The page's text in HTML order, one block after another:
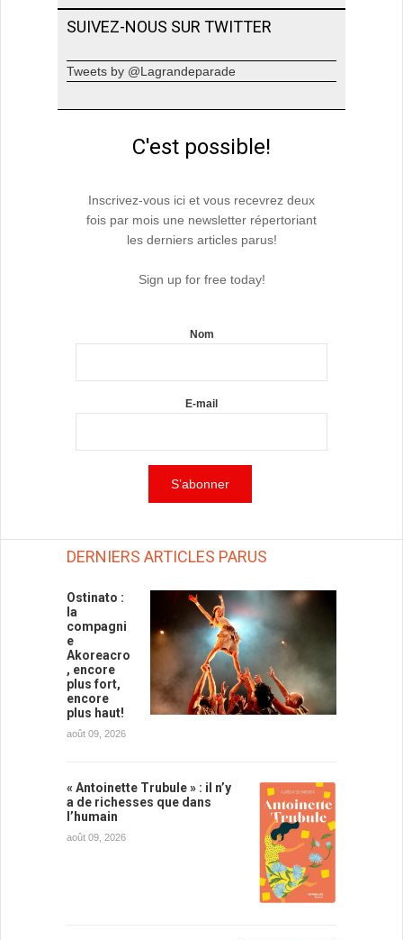
SUIVEZ-NOUS SUR TWITTER
Tweets by @Lagrandeparade
C'est possible!
Inscrivez-vous ici et vous recevrez deux
fois par mois une newsletter répertoriant
les derniers articles parus!
Sign up for free today!
Nom
E-mail
DERNIERS ARTICLES PARUS
Ostinato :
la
compagni
e
Akoreacro
, encore
plus fort,
encore
plus haut!
août 09, 2026
« Antoinette Trubule » : il n’y
a de richesses que dans
l’humain
août 09, 2026